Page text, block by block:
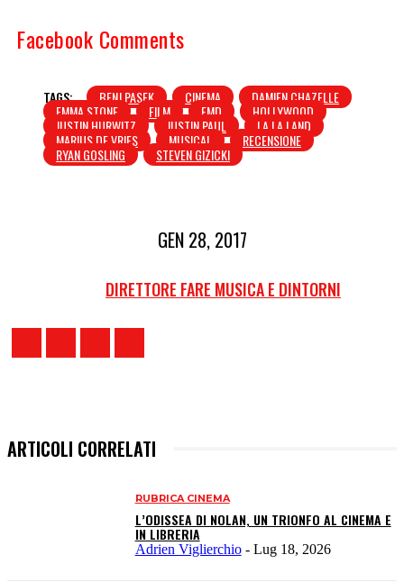
Facebook Comments
TAGS: BENJ PASEK CINEMA DAMIEN CHAZELLE
EMMA STONE FILM FMD HOLLYWOOD
JUSTIN HURWITZ JUSTIN PAUL LA LA LAND
MARIUS DE VRIES MUSICAL RECENSIONE
RYAN GOSLING STEVEN GIZICKI
GEN 28, 2017
DIRETTORE FARE MUSICA E DINTORNI
ARTICOLI CORRELATI
RUBRICA CINEMA
L’ODISSEA DI NOLAN, UN TRIONFO AL CINEMA E
IN LIBRERIA
Adrien Viglierchio - Lug 18, 2026